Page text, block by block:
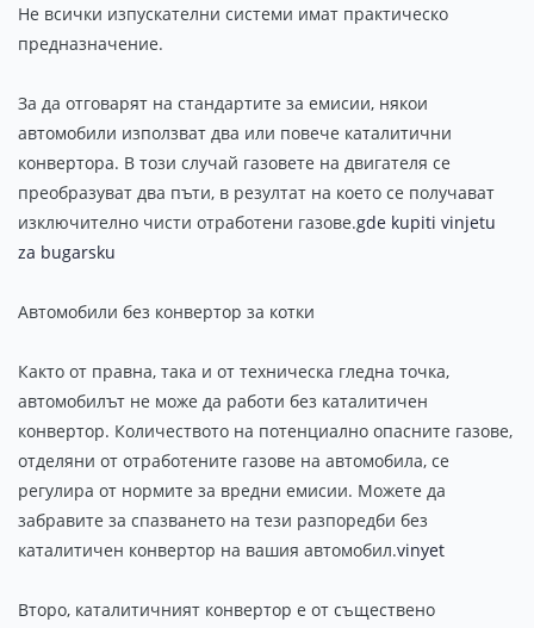
Не всички изпускателни системи имат практическо
предназначение.
За да отговарят на стандартите за емисии, някои
автомобили използват два или повече каталитични
конвертора. В този случай газовете на двигателя се
преобразуват два пъти, в резултат на което се получават
изключително чисти отработени газове.gde kupiti vinjetu
za bugarsku
Автомобили без конвертор за котки
Както от правна, така и от техническа гледна точка,
автомобилът не може да работи без каталитичен
конвертор. Количеството на потенциално опасните газове,
отделяни от отработените газове на автомобила, се
регулира от нормите за вредни емисии. Можете да
забравите за спазването на тези разпоредби без
каталитичен конвертор на вашия автомобил.vinyet
Второ, каталитичният конвертор е от съществено